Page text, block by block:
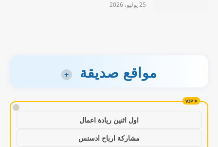
25 يوليو، 2026
مواقع صديقة +
!
اول اثنين ريادة اعمال
مشاركة ارباح ادسنس